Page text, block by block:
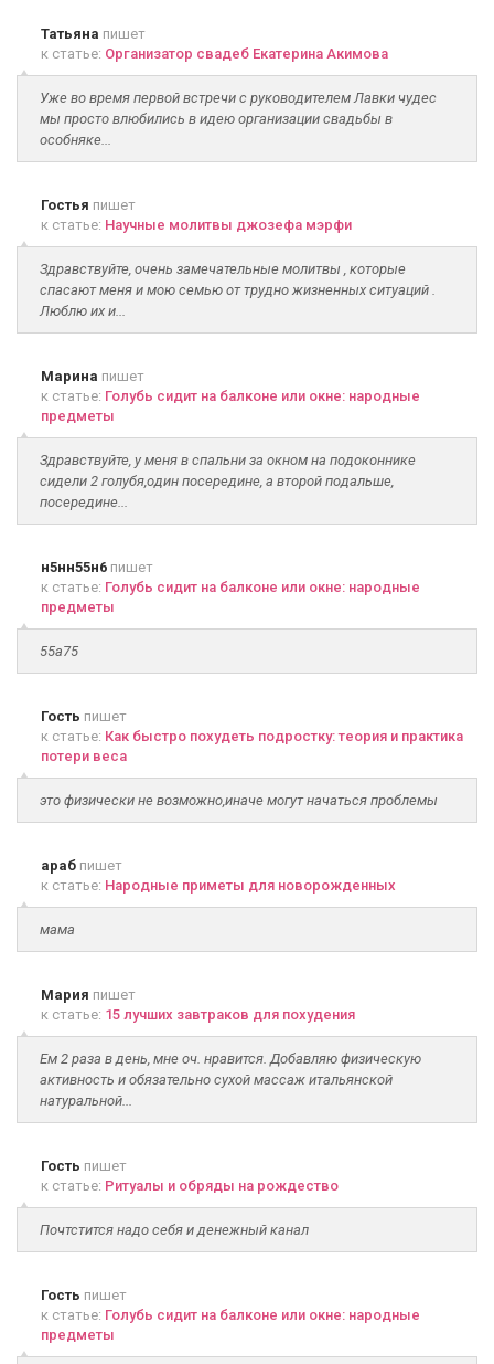
Татьяна пишет
к статье: Организатор свадеб Екатерина Акимова
Уже во время первой встречи с руководителем Лавки чудес
мы просто влюбились в идею организации свадьбы в
особняке...
Гостья пишет
к статье: Научные молитвы джозефа мэрфи
Здравствуйте, очень замечательные молитвы , которые
спасают меня и мою семью от трудно жизненных ситуаций .
Люблю их и...
Марина пишет
к статье: Голубь сидит на балконе или окне: народные
предметы
Здравствуйте, у меня в спальни за окном на подоконнике
сидели 2 голубя,один посередине, а второй подальше,
посередине...
н5нн55н6 пишет
к статье: Голубь сидит на балконе или окне: народные
предметы
55а75
Гость пишет
к статье: Как быстро похудеть подростку: теория и практика
потери веса
это физически не возможно,иначе могут начаться проблемы
араб пишет
к статье: Народные приметы для новорожденных
мама
Мария пишет
к статье: 15 лучших завтраков для похудения
Ем 2 раза в день, мне оч. нравится. Добавляю физическую
активность и обязательно сухой массаж итальянской
натуральной...
Гость пишет
к статье: Ритуалы и обряды на рождество
Почтстится надо себя и денежный канал
Гость пишет
к статье: Голубь сидит на балконе или окне: народные
предметы